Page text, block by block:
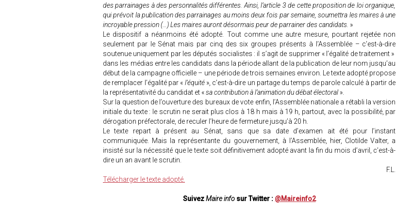
des parrainages à des personnalités différentes. Ainsi, l’article 3 de cette proposition de loi organique,
qui prévoit la publication des parrainages au moins deux fois par semaine, soumettra les maires à une
incroyable pression (…) Les maires auront désormais peur de parrainer des candidats. »
Le dispositif a néanmoins été adopté. Tout comme une autre mesure, pourtant rejetée non
seulement par le Sénat mais par cinq des six groupes présents à l’Assemblée – c’est-à-dire
soutenue uniquement par les députés socialistes : il s’agit de supprimer « l’égalité de traitement »
dans les médias entre les candidats dans la période allant de la publication de leur nom jusqu’au
début de la campagne officielle – une période de trois semaines environ. Le texte adopté propose
de remplacer l’égalité par « l’équité», c’est-à-dire un partage du temps de parole calculé à partir de
la représentativité du candidat et «sa contribution à l’animation du débat électoral ».
Sur la question de l’ouverture des bureaux de vote enfin, l’Assemblée nationale a rétabli la version
initiale du texte : le scrutin ne serait plus clos à 18 h mais à 19 h, partout, avec la possibilité, par
dérogation préfectorale, de reculer l’heure de fermeture jusqu’à 20 h.
Le texte repart à présent au Sénat, sans que sa date d’examen ait été pour l’instant
communiquée. Mais la représentante du gouvernement, à l’Assemblée, hier, Clotilde Valter, a
insisté sur la nécessité que le texte soit définitivement adopté avant la fin du mois d’avril, c’est-à-
dire un an avant le scrutin.
F.L.
Télécharger le texte adopté.
SuivezMaire infosur Twitter : @Maireinfo2